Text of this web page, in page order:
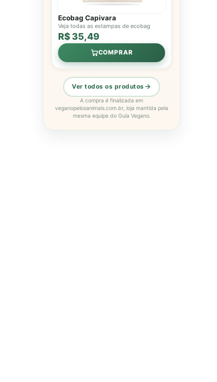
Ecobag Capivara
Veja todas as estampas de ecobag
R$ 35,49
COMPRAR
Ver todos os produtos
A compra é finalizada em
veganopelosanimais.com.br, loja mantida pela
mesma equipe do Guia Vegano.